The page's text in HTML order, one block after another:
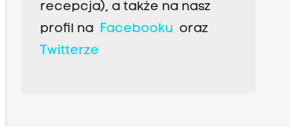
recepcja), a także na nasz
profil na Facebookuoraz
Twitterze